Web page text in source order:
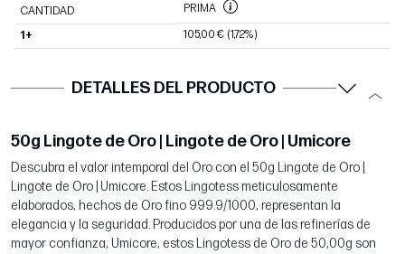
CANTIDAD PRIMA
1+ 105,00 € (1,72%)
DETALLES DEL PRODUCTO
50g Lingote de Oro | Lingote de Oro | Umicore
Descubra el valor intemporal del Oro con el 50g Lingote de Oro |
Lingote de Oro | Umicore. Estos Lingotess meticulosamente
elaborados, hechos de Oro fino 999.9/1000, representan la
elegancia y la seguridad. Producidos por una de las refinerías de
mayor confianza, Umicore, estos Lingotess de Oro de 50,00g son